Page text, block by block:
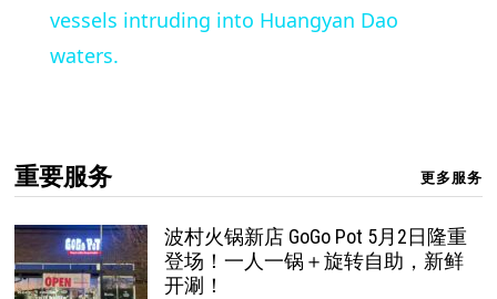
vessels intruding into Huangyan Dao
waters.
重要服务 更多服务
波村火锅新店 GoGo Pot 5月2日隆重
登场！一人一锅＋旋转自助，新鲜
开涮！